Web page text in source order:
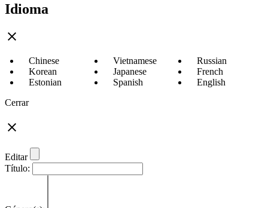
Idioma
Chinese Vietnamese
Russian
Korean
Japanese
French
Estonian
Spanish
English
Cerrar
Editar
Título: